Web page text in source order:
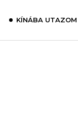
KÍNÁBA UTAZOM